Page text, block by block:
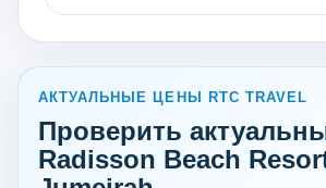
АКТУАЛЬНЫЕ ЦЕНЫ RTC TRAVEL
Проверить
Radisson Beach